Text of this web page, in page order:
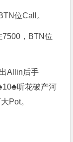
位Call。
7500，BTN位
Allin后手
听花破产河
Pot。